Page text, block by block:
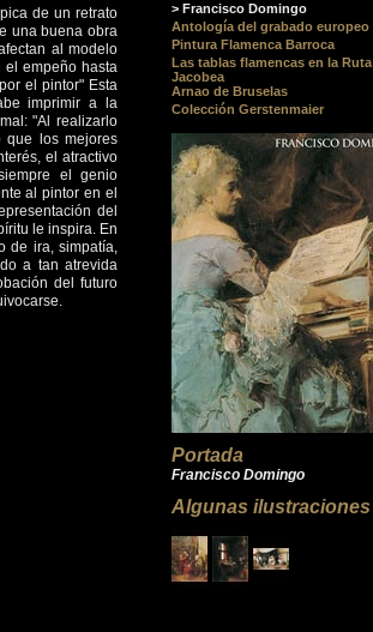
> Francisco Domingo
Antología del grabado europeo
Pintura Flamenca Barroca
Las tablas flamencas en la Ruta
Jacobea
Arnao de Bruselas
Colección Gerstenmaier
Portada
Francisco Domingo
Algunas ilustraciones
de un retrato
una buena obra
al modelo
el empeño hasta
el pintor" Esta
imprimir a la
"Al realizarlo
que los mejores
el atractivo
el genio
al pintor en el
del
le inspira. En
de ira, simpatía,
a tan atrevida
del futuro